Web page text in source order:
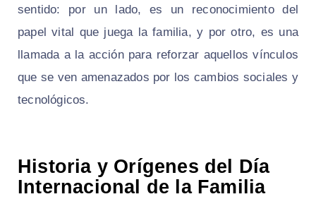
sentido: por un lado, es un reconocimiento del
papel vital que juega la familia, y por otro, es una
llamada a la acción para reforzar aquellos vínculos
que se ven amenazados por los cambios sociales y
tecnológicos.
Historia y Orígenes del Día
Internacional de la Familia